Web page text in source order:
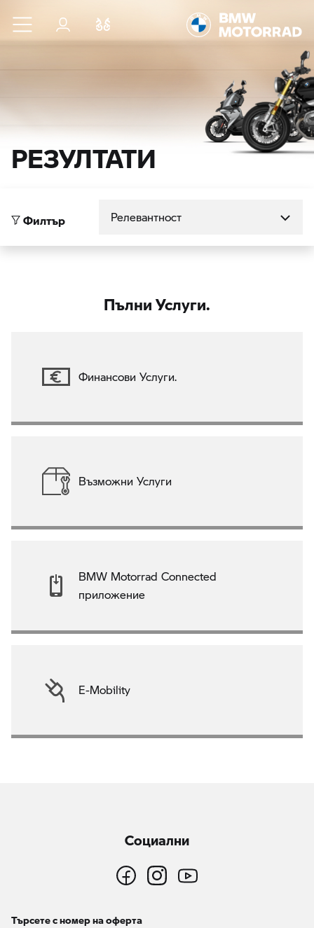
Към основното съдържание
Вход
РЕЗУЛТАТИ
Филтър
Пълни Услуги.
Финансови Услуги.
Възможни Услуги
BMW Motorrad Connected
приложение
E-Mobility
Социални
Търсете с номер на оферта